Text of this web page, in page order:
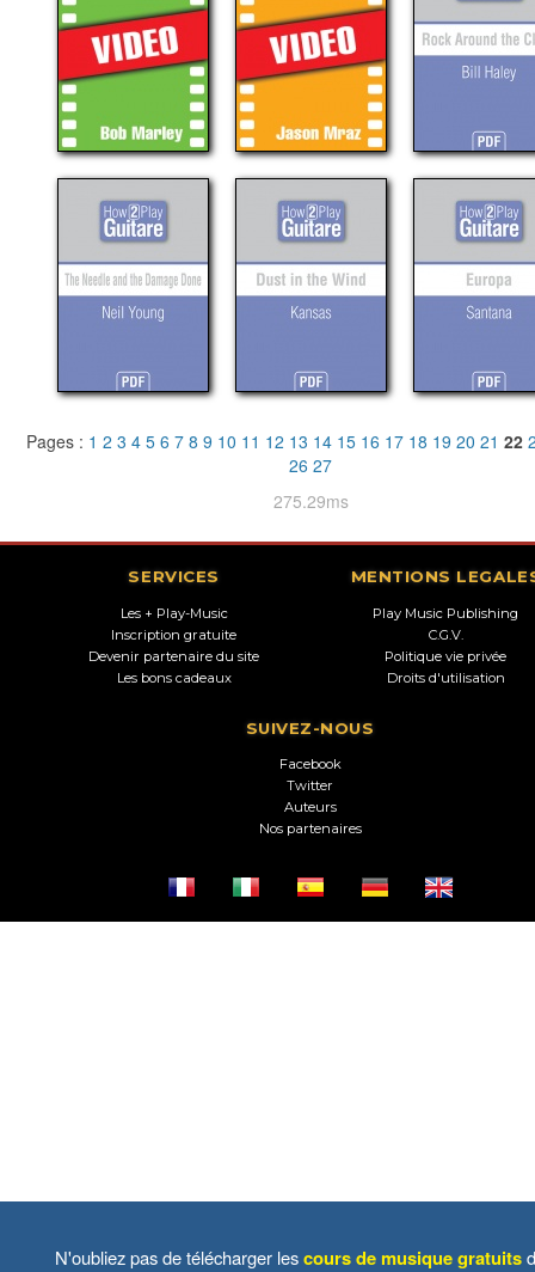
Pages : 1 2 3 4 5 6 7 8 9 10 11 12 13 14 15 16 17 18 19 20 21 22
26 27
275.29ms
SERVICES
Les + Play-Music
Inscription gratuite
Devenir partenaire du site
Les bons cadeaux
MENTIONS
Play Music Publishing
C.G.V.
Politique vie privée
Droits d'utilisation
SUIVEZ-NOUS
Facebook
Twitter
Auteurs
Nos partenaires
N'oubliez pas de télécharger lescours de musique gratuits